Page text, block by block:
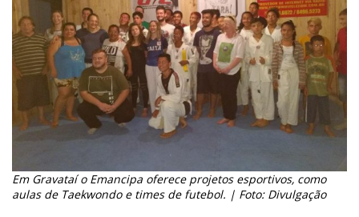
Em Gravataí o Emancipa oferece projetos esportivos, como
aulas de Taekwondo e times de futebol. | Foto: Divulgação